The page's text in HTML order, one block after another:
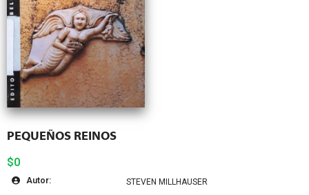
PEQUEÑOS REINOS
$0
Autor: STEVEN MILLHAUSER